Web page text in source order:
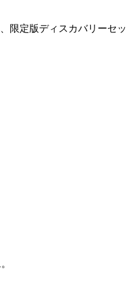
限定版ディスカバリーセ